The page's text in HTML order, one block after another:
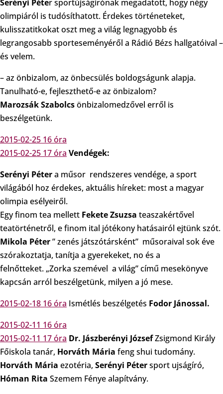
Serényi Péter sportújságírónak megadatott, hogy négy
olimpiáról is tudósíthatott. Érdekes történeteket,
kulisszatitkokat oszt meg a világ legnagyobb és
legrangosabb sporteseményéről a Rádió Bézs hallgatóival –
és velem.
– az önbizalom, az önbecsülés boldogságunk alapja.
Tanulható-e, fejleszthető-e az önbizalom?
Marozsák Szabolcsönbizalomedzővel erről is
beszélgetünk.
2015-02-25 16 óra
2015-02-25 17 óra Vendégek:
Serényi Pétera műsor rendszeres vendége, a sport
világából hoz érdekes, aktuális híreket: most a magyar
olimpia esélyeiről.
Egy finom tea mellett Fekete Zsuzsa teaszakértővel
teatörténetről, e finom ital jótékony hatásairól ejtünk szót.
Mikola Péter” zenés játszótársként” műsoraival sok éve
szórakoztatja, tanítja a gyerekeket, no és a
felnőtteket. „Zorka szemével a világ” című mesekönyve
kapcsán arról beszélgetünk, milyen a jó mese.
2015-02-18 16 óra Ismétlés beszélgetés Fodor Jánossal.
2015-02-11 16 óra
2015-02-11 17 óra Dr. Jászberényi JózsefZsigmond Király
Főiskola tanár, Horváth Mária feng shui tudomány.
Horváth Mária ezotéria, Serényi Pétersport ujságíró,
Hóman Rita Szemem Fénye alapítvány.